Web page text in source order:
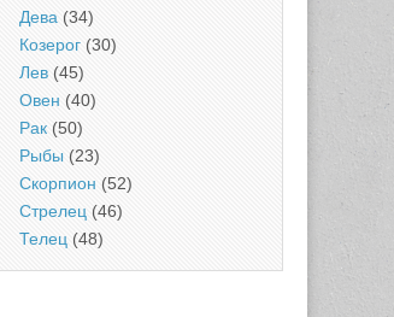
Дева (34)
Козерог (30)
Лев (45)
Овен (40)
Рак (50)
Рыбы (23)
Скорпион (52)
Стрелец (46)
Телец (48)